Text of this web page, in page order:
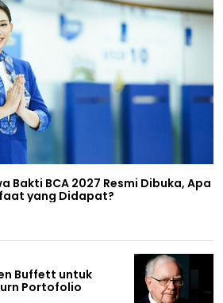
Bakti BCA 2027 Resmi Dibuka, Apa
yang Didapat?
Buffett untuk
Portofolio